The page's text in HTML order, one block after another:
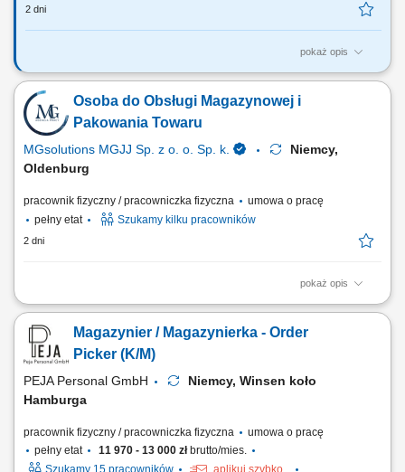
2 dni
pokaż opis
Opis stanowiska Proste prace produkcyjne przy taśmie (np. obsługa
prostych maszyn) Pakowanie napojów; Etykietowanie; Kontrola jakości;
Inne prace pomocnicze;
Osoba do Obsługi Magazynowej i
Pakowania Towaru
MGsolutions MGJJ Sp. z o. o. Sp. k.
Niemcy,
Oldenburg
pracownik fizyczny / pracowniczka fizyczna
umowa o pracę
pełny etat
Szukamy kilku pracowników
2 dni
pokaż opis
Opis stanowiska Proste prace manualne polegające na sortowaniu,
prawidłowe układanie produktów na półkach magazynowych zgodnie z
instrukcjami. Dbanie o ogólny porządek na stanowisku pracy oraz
realizacja bieżących zadań pomocniczych.
Magazynier / Magazynierka - Order
Picker (K/M)
PEJA Personal GmbH
Niemcy, Winsen koło
Hamburga
pracownik fizyczny / pracowniczka fizyczna
umowa o pracę
pełny etat
11 970 - 13 000 złbrutto/mies.
Szukamy 15 pracowników
aplikuj szybko